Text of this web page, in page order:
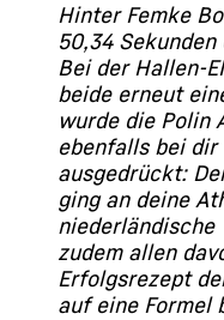
Hinter Femke
50,34
Bei der Hallen-
beide erneut
wurde die Polin
ebenfalls bei
ausgedrückt:
ging an deine
zudem allen
Erfolgsrezept
auf eine Formel